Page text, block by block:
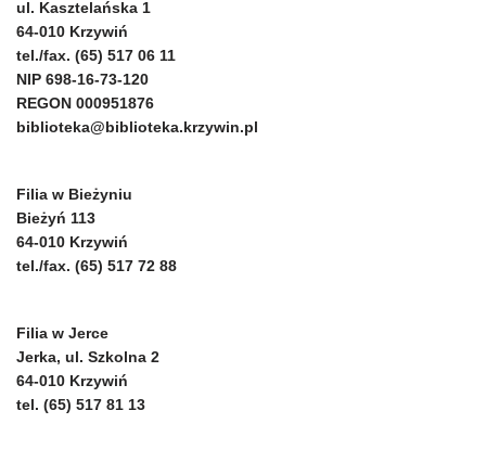
ul. Kasztelańska 1
64-010 Krzywiń
tel./fax. (65) 517 06 11
NIP 698-16-73-120
REGON 000951876
biblioteka@biblioteka.krzywin.pl
Filia w Bieżyniu
Bieżyń 113
64-010 Krzywiń
tel./fax. (65) 517 72 88
Filia w Jerce
Jerka, ul. Szkolna 2
64-010 Krzywiń
tel. (65) 517 81 13